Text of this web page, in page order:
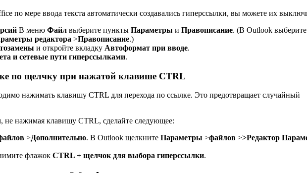
по мере ввода текста автоматически создавались гиперссылки, вы можете их
В меню Файл выберите пункты Параметры и Правописание. (В Outlook выберите
редактора >Правописание.)
и откройте вкладку Автоформат при вводе.
и сетевые пути гиперссылками.
по щелчку при нажатой клавише CTRL
нажимать клавишу CTRL для перехода по ссылке. Это предотвращает случайный
не нажимая клавишу CTRL, сделайте следующее:
>Дополнительно. В Outlook щелкните Параметры >файлов >>Редактор
флажок CTRL + щелчок для выбора гиперссылки.